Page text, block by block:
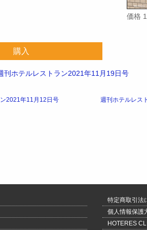
価格
購入
刊ホテルレストラン2021年11月19日号
2021年11月12日号 週刊ホテルレス
特定商取引法
個人情報保護
HOTERES